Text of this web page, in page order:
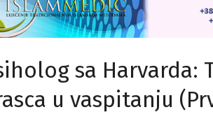
sa Harvarda:
u vaspitanju